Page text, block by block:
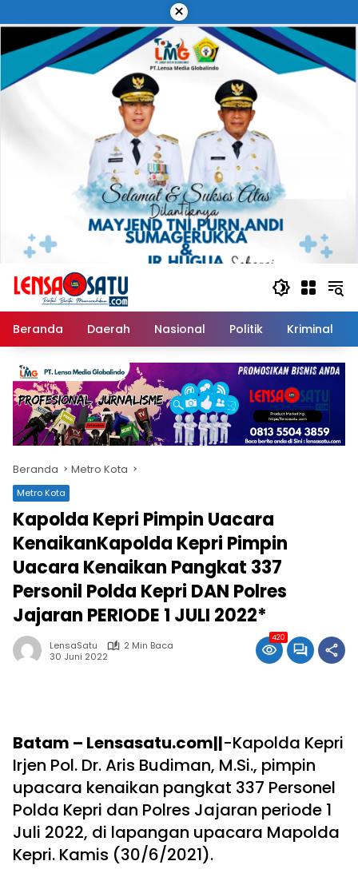
ke
konten
×
Beranda Daerah Nasional Politik Kriminal
Beranda Metro Kota
Metro Kota
Kapolda Kepri Pimpin Uacara
KenaikanKapolda Kepri Pimpin
Uacara Kenaikan Pangkat 337
Personil Polda Kepri DAN Polres
Jajaran PERIODE 1 JULI 2022*
LensaSatu
2 Min Baca
30 Juni 2022
420
Batam – Lensasatu.com||-Kapolda Kepri
Irjen Pol. Dr. Aris Budiman, M.Si., pimpin
upacara kenaikan pangkat 337 Personel
Polda Kepri dan Polres Jajaran periode 1
Juli 2022, di lapangan upacara Mapolda
Kepri. Kamis (30/6/2021).